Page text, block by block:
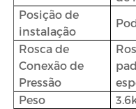
Posição de
instalação
Rosca de
Conexão de
Pressão
Peso